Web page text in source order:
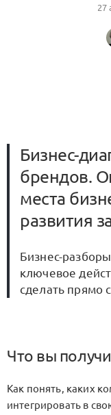
27
Бизнес-
брендов.
места
развития
Бизнес-
ключевое
сделать прямо
Что вы
Как понять, каких
интегрировать в